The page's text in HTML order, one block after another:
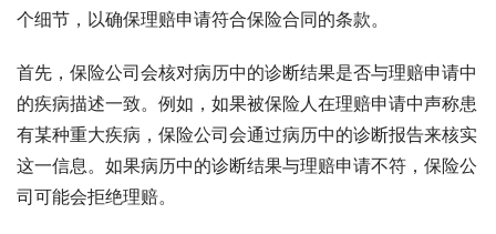
个细节，以确保理赔申请符合保险合同的条款。
首先，保险公司会核对病历中的诊断结果是否与理赔申请中
的疾病描述一致。例如，如果被保险人在理赔申请中声称患
有某种重大疾病，保险公司会通过病历中的诊断报告来核实
这一信息。如果病历中的诊断结果与理赔申请不符，保险公
司可能会拒绝理赔。